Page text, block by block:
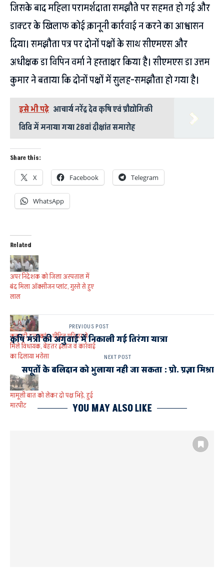
जिसके बाद महिला परामर्शदाता समझौते पर सहमत हो गई और
डाक्टर के खिलाफ कोई क़ानूनी कार्रवाई न करने का आश्वासन
दिया। समझौता पत्र पर दोनों पक्षों के साथ सीएमएस और
अधीक्षक डा विपिन वर्मा ने हस्ताक्षर किया है। सीएमएस डा उत्तम
कुमार ने बताया कि दोनों पक्षों में सुलह-समझौता हो गया है।
इसे भी पढ़े आचार्य नरेंद्र देव कृषि एवं प्रौद्योगिकी
विवि में मनाया गया 28वां दीक्षांत समारोह
Share this:
X Facebook Telegram
WhatsApp
Related
अपर निदेशक को जिला अस्पताल में
बंद मिला ऑक्सीजन प्लांट, गुस्से से हुए
लाल
ककरही हत्याकांड: पीड़ित परिवार से
मिले विधायक, बेहतर इलाज व कार्रवाई
का दिलाया भरोसा
मामूली बात को लेकर दो पक्ष भिड़े, हुई
मारपीट
PREVIOUS POST
कृषि मंत्री की अगुवाई में निकाली गई तिरंगा यात्रा
NEXT POST
सपूतों के बलिदान को भुलाया नही जा सकता : प्रो. प्रज्ञा मिश्रा
YOU MAY ALSO LIKE